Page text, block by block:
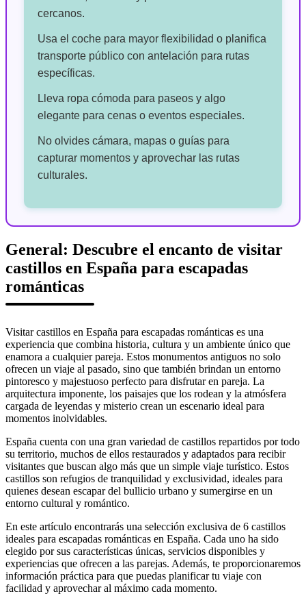
cercanos.
Usa el coche para mayor flexibilidad o planifica
transporte público con antelación para rutas
específicas.
Lleva ropa cómoda para paseos y algo
elegante para cenas o eventos especiales.
No olvides cámara, mapas o guías para
capturar momentos y aprovechar las rutas
culturales.
General: Descubre el encanto de visitar
castillos en España para escapadas
románticas
Visitar castillos en España para escapadas románticas es una
experiencia que combina historia, cultura y un ambiente único que
enamora a cualquier pareja. Estos monumentos antiguos no solo
ofrecen un viaje al pasado, sino que también brindan un entorno
pintoresco y majestuoso perfecto para disfrutar en pareja. La
arquitectura imponente, los paisajes que los rodean y la atmósfera
cargada de leyendas y misterio crean un escenario ideal para
momentos inolvidables.
España cuenta con una gran variedad de castillos repartidos por todo
su territorio, muchos de ellos restaurados y adaptados para recibir
visitantes que buscan algo más que un simple viaje turístico. Estos
castillos son refugios de tranquilidad y exclusividad, ideales para
quienes desean escapar del bullicio urbano y sumergirse en un
entorno cultural y romántico.
En este artículo encontrarás una selección exclusiva de 6 castillos
ideales para escapadas románticas en España. Cada uno ha sido
elegido por sus características únicas, servicios disponibles y
experiencias que ofrecen a las parejas. Además, te proporcionaremos
información práctica para que puedas planificar tu viaje con
facilidad y aprovechar al máximo cada momento.